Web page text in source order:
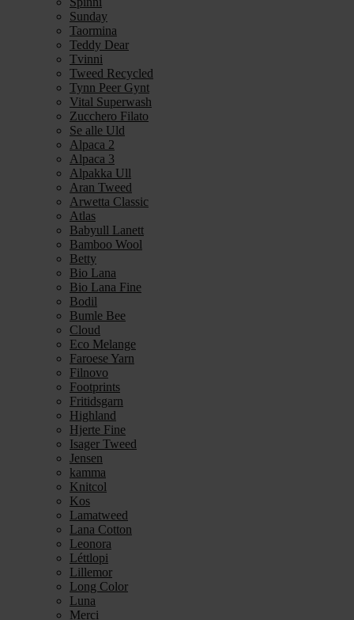
Sunday
Taormina
Teddy Dear
Tvinni
Tweed Recycled
Tynn Peer Gynt
Vital Superwash
Zucchero Filato
Se alle Uld
Alpaca 2
Alpaca 3
Alpakka Ull
Aran Tweed
Arwetta Classic
Atlas
Babyull Lanett
Bamboo Wool
Betty
Bio Lana
Bio Lana Fine
Bodil
Bumle Bee
Cloud
Eco Melange
Faroese Yarn
Filnovo
Footprints
Fritidsgarn
Highland
Hjerte Fine
Isager Tweed
Jensen
kamma
Knitcol
Kos
Lamatweed
Lana Cotton
Leonora
Léttlopi
Lillemor
Long Color
Luna
Merci